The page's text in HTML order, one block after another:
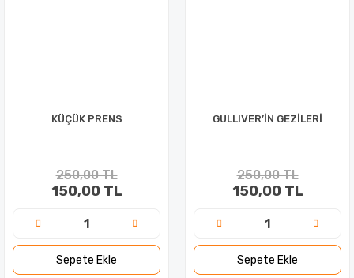
KÜÇÜK PRENS
250,00 TL
150,00 TL
Sepete Ekle
GULLIVER’İN GEZİLERİ
250,00 TL
150,00 TL
Sepete Ekle